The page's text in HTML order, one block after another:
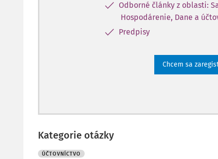
Odborné články z oblasti:
Hospodárenie, Dane a
Predpisy
Chcem sa
Kategorie otázky
ÚČTOVNÍCTVO